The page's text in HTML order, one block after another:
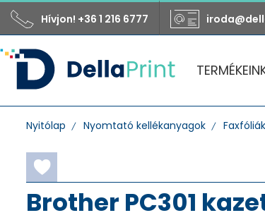
Hívjon! +36 1 216 6777
Nyitólap Nyomtató kellékanyagok Faxfóliák
Brother PC301